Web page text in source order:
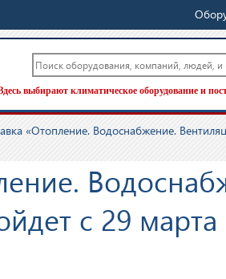
выбирают климатическое оборудование и
«Отопление. Водоснабжение.
с 29 марта